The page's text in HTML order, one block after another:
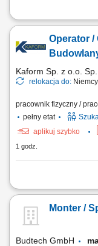
Opis stanowiska:
użyciu cęgów
przygotowywanie
Operator /
Kaform Sp. z o.o.
relokacja do: Niemcy
pracownik fizyczny /
pełny etat
aplikuj szybko
1 godz.
Opis stanowiska:
Współpraca z
Praca na projektach
Monter /
Budtech GmbH